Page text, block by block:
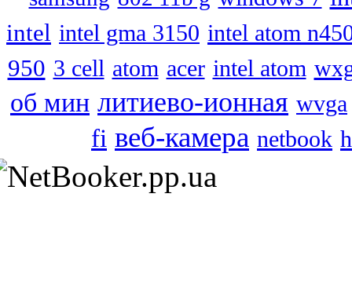
intel intel gma 3150 intel atom
950 3 cell atom acer intel atom
об мин литиево-ионная wvga
fi веб-камера netbook